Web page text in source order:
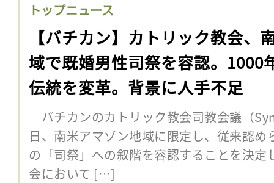
トップニュース
【バチカン】カトリック教会、
域で既婚男性司祭を容認。1000
伝統を変革。背景に人手不足
バチカンのカトリック教会司教会議（
日、南米アマゾン地域に限定し、従来認
の「司祭」への叙階を容認することを決
会において […]